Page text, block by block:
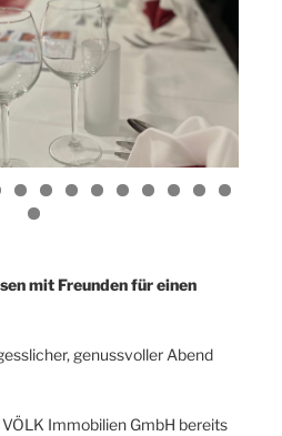
mit Freunden für einen
genussvoller Abend
Immobilien GmbH bereits